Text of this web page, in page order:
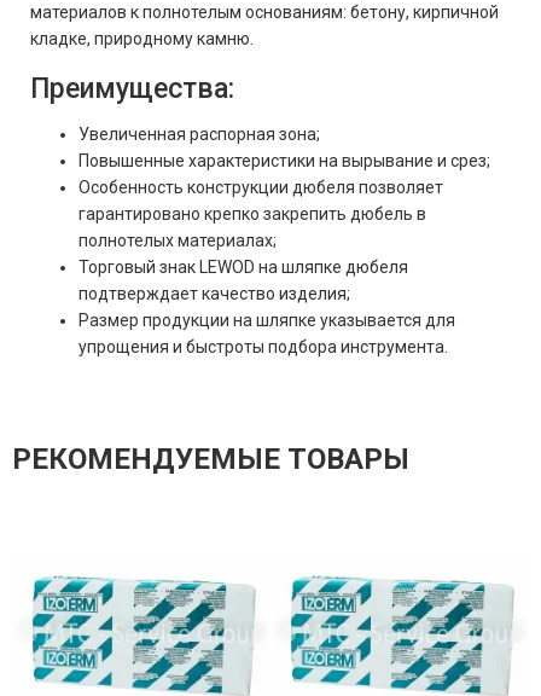
материалов к полнотелым основаниям: бетону, кирпичной
кладке, природному камню.
Преимущества:
Увеличенная распорная зона;
Повышенные характеристики на вырывание и срез;
Особенность конструкции дюбеля позволяет
гарантировано крепко закрепить дюбель в
полнотелых материалах;
Торговый знак LEWOD на шляпке дюбеля
подтверждает качество изделия;
Размер продукции на шляпке указывается для
упрощения и быстроты подбора инструмента.
РЕКОМЕНДУЕМЫЕ ТОВАРЫ